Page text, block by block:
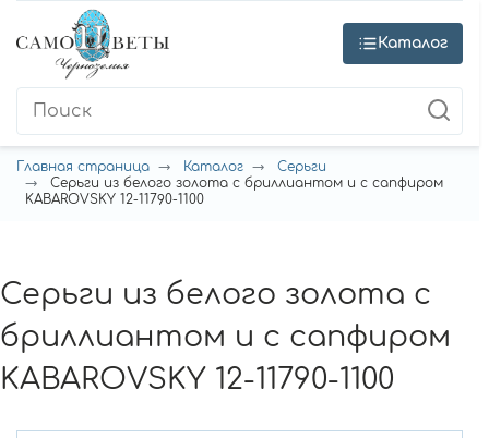
Каталог
Главная страница Каталог
Серьги
Серьги из белого золота с бриллиантом и с сапфиром
KABAROVSKY 12-11790-1100
Серьги из белого золота с
бриллиантом и с сапфиром
KABAROVSKY 12-11790-1100